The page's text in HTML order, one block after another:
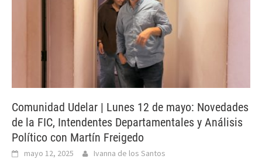
Comunidad Udelar | Lunes 12 de mayo: Novedades
de la FIC, Intendentes Departamentales y Análisis
Político con Martín Freigedo
mayo 12, 2025 Ivanna de los Santos